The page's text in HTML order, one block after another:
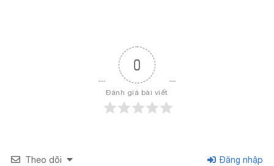
0
Đánh giá bài viết
Theo dõi Đăng nhập